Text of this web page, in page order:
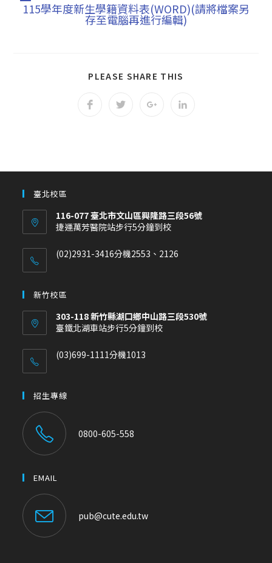
115學年度新生學籍資料表(WORD)(請將檔案另
存至電腦再進行編輯)
PLEASE SHARE THIS
臺北校區
116-077 臺北市文山區興隆路三段56號
捷運萬芳醫院站步行5分鐘到校
(02)2931-3416分機2553、2126
新竹校區
303-118 新竹縣湖口鄉中山路三段530號
臺鐵北湖車站步行5分鐘到校
(03)699-1111分機1013
招生專線
0800-605-558
EMAIL
pub@cute.edu.tw